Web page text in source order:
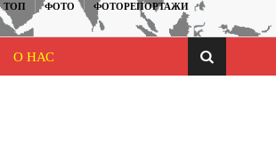
ТОП ФОТО
ФОТОРЕПОРТАЖИ
О НАС